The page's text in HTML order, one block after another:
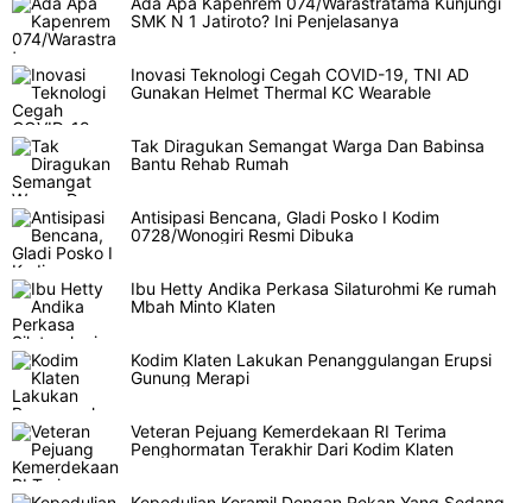
SMK N 1 Jatiroto? Ini Penjelasanya
Inovasi Teknologi Cegah COVID-19, TNI AD
Gunakan Helmet Thermal KC Wearable
Tak Diragukan Semangat Warga Dan Babinsa
Bantu Rehab Rumah
Antisipasi Bencana, Gladi Posko I Kodim
0728/Wonogiri Resmi Dibuka
Ibu Hetty Andika Perkasa Silaturohmi Ke rumah
Mbah Minto Klaten
Kodim Klaten Lakukan Penanggulangan Erupsi
Gunung Merapi
Veteran Pejuang Kemerdekaan RI Terima
Penghormatan Terakhir Dari Kodim Klaten